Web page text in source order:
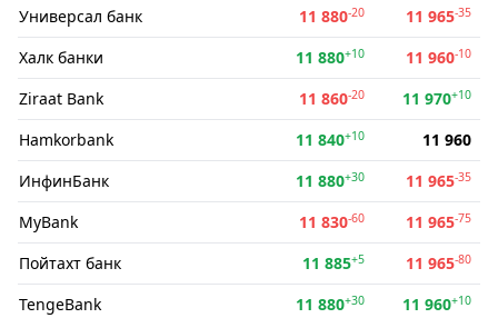
Универсал банк
11 880-20 11 965-35
Халк банки 11 880+10 11 960-10
Ziraat Bank 11 860-20 11 970+10
Hamkorbank 11 840+10
11 960
ИнфинБанк
11 880+30 11 965-35
MyBank 11 830-60 11 965-75
Пойтахт банк 11 885+5 11 965-80
TengeBank 11 880+30 11 960+10